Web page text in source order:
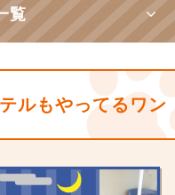
覧
ルもやってるワン